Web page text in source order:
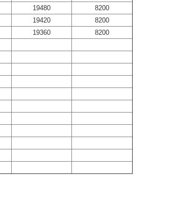
19480
8200
19420
8200
19360 8200